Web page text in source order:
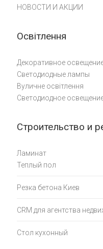
НОВОСТИ И АКЦИИ
Освітлення
Декоративное
Светодиодные лампы
Вуличне освітлення
Светодиодное
Строительство и
Ламинат
Теплый пол
Резка бетона Киев
CRM для агентства
Стол кухонный